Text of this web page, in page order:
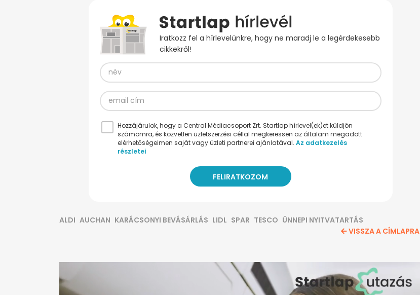
Iratkozz fel a hírlevelünkre, hogy ne maradj le a legérdekesebb
cikkekről!
Hozzájárulok, hogy a Central Médiacsoport Zrt. Startlap hírlevel(ek)et küldjön
számomra, és közvetlen üzletszerzési céllal megkeressen az általam megadott
elérhetőségeimen saját vagy üzleti partnerei ajánlatával. Az adatkezelés
részletei
ALDI AUCHAN KARÁCSONYI BEVÁSÁRLÁS LIDL SPAR TESCO ÜNNEPI NYITVATARTÁS
VISSZA A CÍMLAPRA